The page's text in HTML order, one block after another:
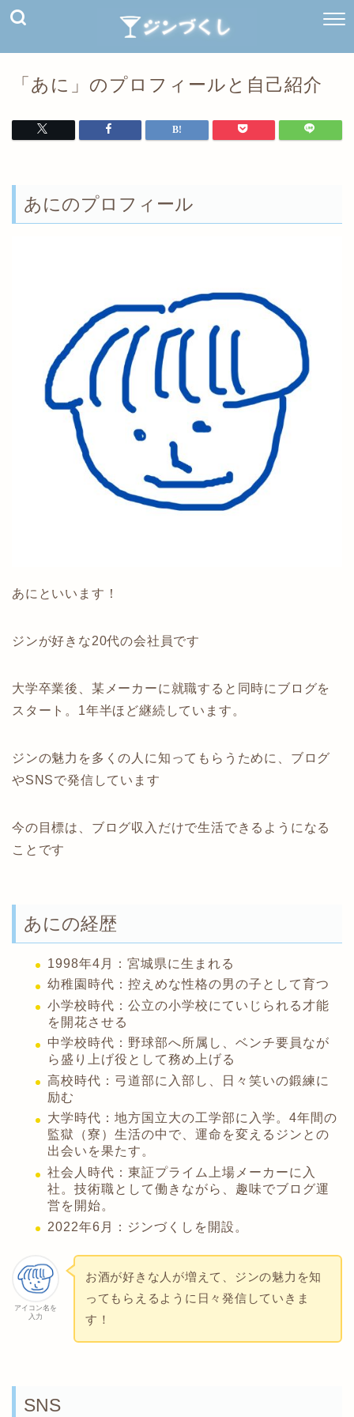
「あに」のプロフィールと自己紹介
あにのプロフィール
あにといいます！
ジンが好きな20代の会社員です
大学卒業後、某メーカーに就職すると同時にブログを
スタート。1年半ほど継続しています。
ジンの魅力を多くの人に知ってもらうために、ブログ
やSNSで発信しています
今の目標は、ブログ収入だけで生活できるようになる
ことです
あにの経歴
1998年4月：宮城県に生まれる
幼稚園時代：控えめな性格の男の子として育つ
小学校時代：公立の小学校にていじられる才能
を開花させる
中学校時代：野球部へ所属し、ベンチ要員なが
ら盛り上げ役として務め上げる
高校時代：弓道部に入部し、日々笑いの鍛練に
励む
大学時代：地方国立大の工学部に入学。4年間の
監獄（寮）生活の中で、運命を変えるジンとの
出会いを果たす。
社会人時代：東証プライム上場メーカーに入
社。技術職として働きながら、趣味でブログ運
営を開始。
2022年6月：ジンづくしを開設。
アイコン名を
入力
お酒が好きな人が増えて、ジンの魅力を知
ってもらえるように日々発信していきま
す！
SNS